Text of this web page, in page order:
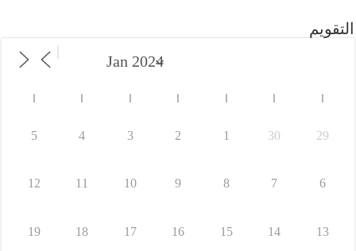
التقويم
29
30
1
2
3
4
5
6
7
8
9
10
11
12
13
14
15
16
17
18
19